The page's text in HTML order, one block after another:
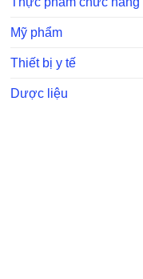
Mỹ phẩm
Thiết bị y tế
Dược liệu